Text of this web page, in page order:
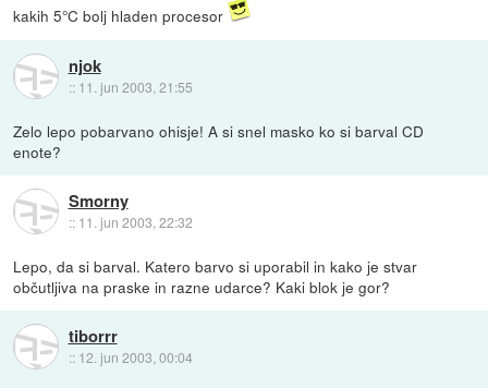
kakih 5°C bolj hladen procesor
njok
:: 11. jun 2003, 21:55
Zelo lepo pobarvano ohisje! A si snel masko ko si barval CD
enote?
Smorny
:: 11. jun 2003, 22:32
Lepo, da si barval. Katero barvo si uporabil in kako je stvar
občutljiva na praske in razne udarce? Kaki blok je gor?
tiborrr
:: 12. jun 2003, 00:04